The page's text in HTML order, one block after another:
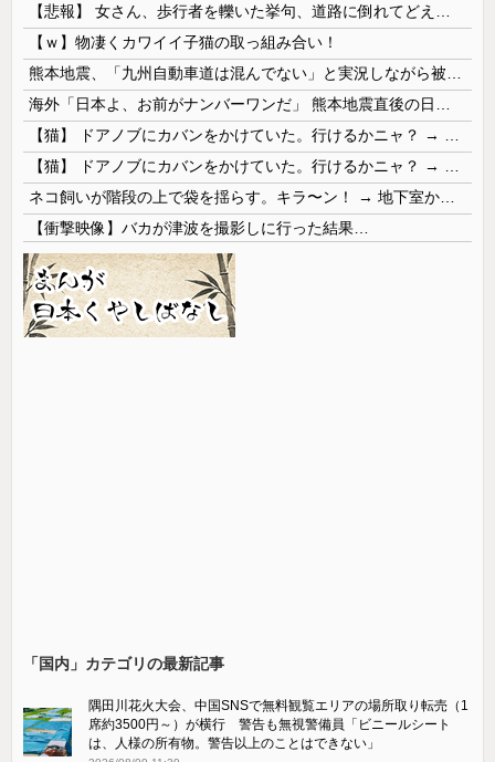
【ｗ】物凄くカワイイ子猫の取っ組み合い！
【衝撃映像】バカが津波を撮影しに行った結果…
「国内」カテゴリの最新記事
隅田川花火大会、中国SNSで無料観覧エリアの場所取り転売（1
席約3500円～）が横行 警告も無視警備員「ビニールシート
は、人様の所有物。警告以上のことはできない」